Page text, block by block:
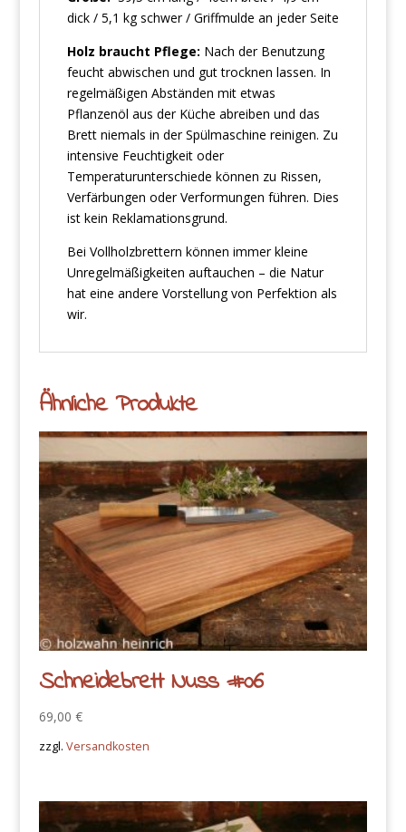
dick / 5,1 kg schwer / Griffmulde an jeder Seite
Holz braucht Pflege: Nach der Benutzung
feucht abwischen und gut trocknen lassen. In
regelmäßigen Abständen mit etwas
Pflanzenöl aus der Küche abreiben und das
Brett niemals in der Spülmaschine reinigen. Zu
intensive Feuchtigkeit oder
Temperaturunterschiede können zu Rissen,
Verfärbungen oder Verformungen führen. Dies
ist kein Reklamationsgrund.
Bei Vollholzbrettern können immer kleine
Unregelmäßigkeiten auftauchen – die Natur
hat eine andere Vorstellung von Perfektion als
wir.
Ähnliche Produkte
Schneidebrett Nuss #06
69,00 €
zzgl. Versandkosten